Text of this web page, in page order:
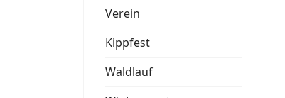
Verein
Kippfest
Waldlauf